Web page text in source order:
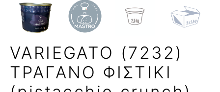
VARIEGATO (7232)
ΤΡΑΓΑΝΟ ΦΙΣΤΙΚΙ